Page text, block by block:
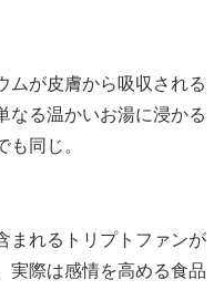
ムが皮膚から吸収される
なる温かいお湯に浸かる
同じ。
まれるトリプトファンが
実際は感情を高める食品